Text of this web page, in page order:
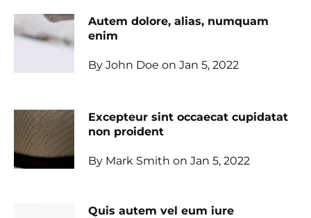
Autem dolore, alias, numquam
enim
By John Doe on Jan 5, 2022
Excepteur sint occaecat cupidatat
non proident
By Mark Smith on Jan 5, 2022
Quis autem vel eum iure